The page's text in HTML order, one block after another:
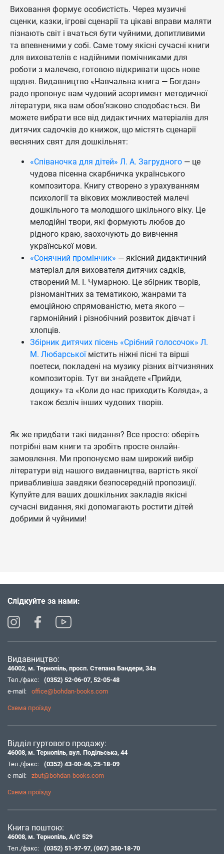
Виховання формує особистість. Через музичні
сценки, казки, ігрові сценарії та цікаві вправи маляти
пізнають світ і вчаться бути чуйними, допитливими
та впевненими у собі. Саме тому якісні сучасні книги
для вихователів є надійними помічниками для
роботи з малечею, готовою відкривати щось нове
щодня. Видавництво «Навчальна книга — Богдан»
радо пропонує вам чудовий асортимент методичної
літератури, яка вам обов’язково сподобається. Ви
можете вибрати все від дидактичних матеріалів для
дитячих садочків до книжок, що містять сценарії
весняних свят для дошкільнят:
«Співаночка для дітей» Л. А. Загрудного — це
чудова пісенна скарбничка українського
композитора. Книгу створено з урахуванням
психології та вікових можливостей малечі
дошкільного та молодшого шкільного віку. Це
мелодійні твори, які формують любов до
рідного краю, заохочують до вивчення
української мови.
«Сонячний промінчик» — якісний дидактичний
матеріал для вихователя дитячих садків,
створений М. І. Чумарною. Це збірник творів,
різноманітних за тематикою, жанрами та
емоційною спрямованістю, мета якого —
гармонійний і різнобічний розвиток дівчат і
хлопців.
Збірник дитячих пісень «Срібний голосочок» Л.
М. Любарськоїмістить ніжні пісні та вірші
поетеси, покладені на музику різних вітчизняних
композиторів. Тут ви знайдете «Прийди,
дощику» та «Коли до нас приходить Коляда», а
також безліч інших чудових творів.
Як же придбати такі видання? Все просто: оберіть
потрібні вам книги та зробіть просте онлайн-
замовлення. Ми пропонуємо вам широкий вибір
літератури від нашого видавництва, вартість якої
привабливіша завдяки безпосередній пропозиції.
Купуйте для ваших дошкільних закладів якісні
сучасні видання, які допомагають ростити дітей
добрими й чуйними!
Слідкуйте за нами:
Видавництво:
46002, м. Тернопіль, просп. Степана Бандери, 34а
Тел./факс:
(0352) 52-06-07, 52-05-48
e-mail:
office@bohdan-books.com
Схема проїзду
Відділ гуртового продажу:
46008, м. Тернопіль, вул. Подільська, 44
Тел./факс:
(0352) 43-00-46, 25-18-09
e-mail:
zbut@bohdan-books.com
Схема проїзду
Книга поштою:
46008, м. Тернопіль, А/С 529
Тел./факс:
(0352) 51-97-97, (067) 350-18-70